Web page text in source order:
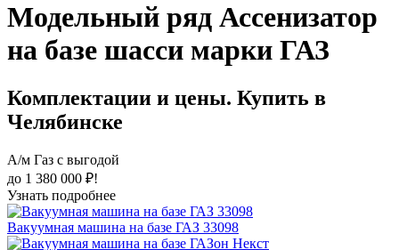
Модельный ряд Ассенизатор
на базе шасси марки ГАЗ
Комплектации и цены. Купить в
Челябинске
А/м Газ с выгодой
до 1 380 000 ₽!
Узнать подробнее
Вакуумная машина на базе ГАЗ 33098